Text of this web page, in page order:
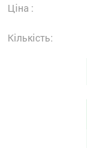
Ціна :
Кількість: